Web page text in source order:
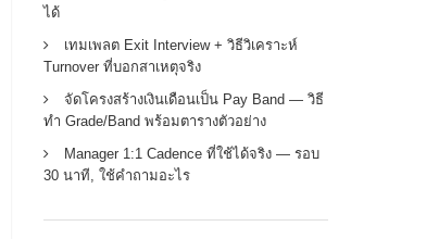
ได้
เทมเพลต Exit Interview + วิธีวิเคราะห์
Turnover ที่บอกสาเหตุจริง
จัดโครงสร้างเงินเดือนเป็น Pay Band — วิธี
ทำ Grade/Band พร้อมตารางตัวอย่าง
Manager 1:1 Cadence ที่ใช้ได้จริง — รอบ
30 นาที, ใช้คำถามอะไร